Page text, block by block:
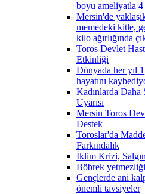
boyu ameliyatla 4
Mersin'de
memedeki kitle,
kilo ağırlığında
Toros Devlet
Etkinliği
Dünyada her yıl
hayatını
Kadınlarda
Uyarısı
Mersin Toros
Destek
Toroslar'da
Farkındalık
İklim Krizi, Salgın
Böbrek yetmezliği
Gençlerde ani
önemli tavsiyeler